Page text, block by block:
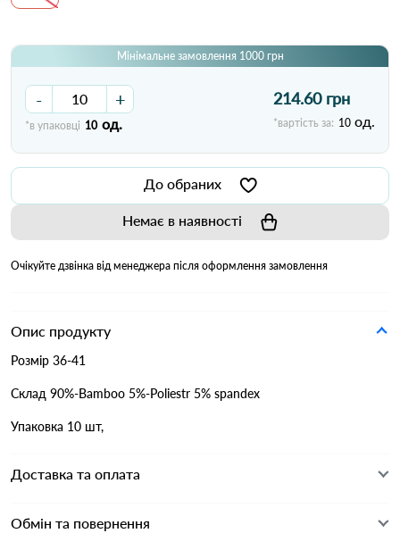
Мінімальне замовлення 1000 грн
- +
*в упаковці 10 од.
214.60 грн
*вартість за: 10 од.
До обраних
Немає в наявності
Очікуйте дзвінка від менеджера після оформлення замовлення
Опис продукту
Розмір 36-41
Склад 90%-Bamboo 5%-Poliestr 5% spandex
Упаковка 10 шт,
Доставка та оплата
Обмін та повернення